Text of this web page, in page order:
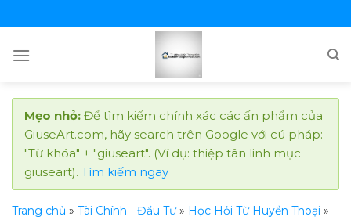
to
content
Mẹo nhỏ: Để tìm kiếm chính xác các ấn phẩm của
GiuseArt.com, hãy search trên Google với cú pháp:
"Từ khóa" + "giuseart". (Ví dụ: thiệp tân linh mục
giuseart). Tìm kiếm ngay
Trang chủ » Tài Chính - Đầu Tư» Học Hỏi Từ Huyền Thoại »